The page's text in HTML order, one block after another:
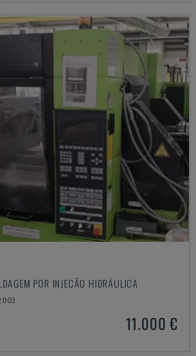
POR INJEÇÃO HIDRÁULICA
11.000 €